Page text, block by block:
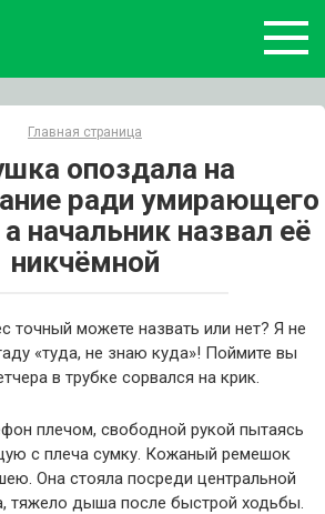
Главная страница
опоздала на
ради умирающего
начальник назвал её
никчёмной
точный можете назвать или нет? Я не
«туда, не знаю куда»! Поймите вы
в трубке сорвался на крик.
плечом, свободной рукой пытаясь
с плеча сумку. Кожаный ремешок
Она стояла посреди центральной
тяжело дыша после быстрой ходьбы.